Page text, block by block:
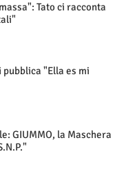
Tato ci racconta
"Ella es mi
GIUMMO, la Maschera